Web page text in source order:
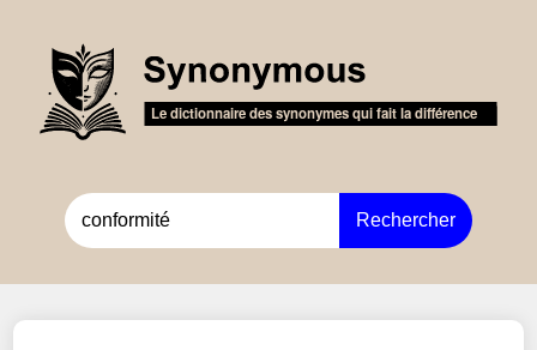
Rechercher